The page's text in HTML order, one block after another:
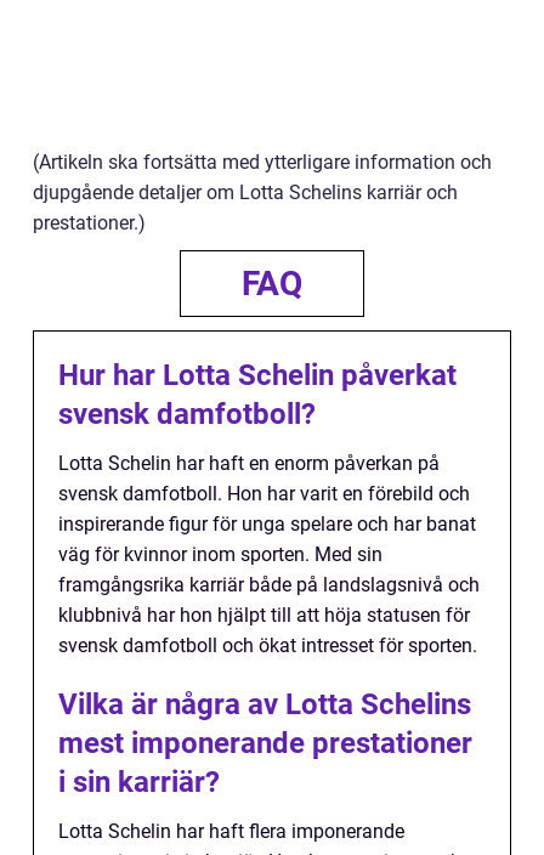
(Artikeln ska fortsätta med ytterligare information och
djupgående detaljer om Lotta Schelins karriär och
prestationer.)
FAQ
Hur har Lotta Schelin påverkat
svensk damfotboll?
Lotta Schelin har haft en enorm påverkan på
svensk damfotboll. Hon har varit en förebild och
inspirerande figur för unga spelare och har banat
väg för kvinnor inom sporten. Med sin
framgångsrika karriär både på landslagsnivå och
klubbnivå har hon hjälpt till att höja statusen för
svensk damfotboll och ökat intresset för sporten.
Vilka är några av Lotta Schelins
mest imponerande prestationer
i sin karriär?
Lotta Schelin har haft flera imponerande